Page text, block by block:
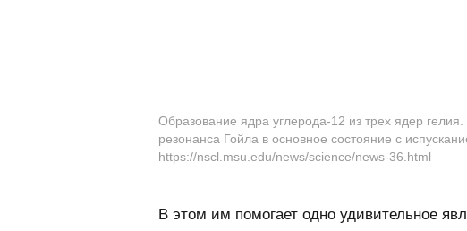
Образование ядра углерода-12 из трех ядер
резонанса Гойла в основное состояние с
https://nscl.msu.edu/news/science/news-36.html
В этом им помогает одно удивительное